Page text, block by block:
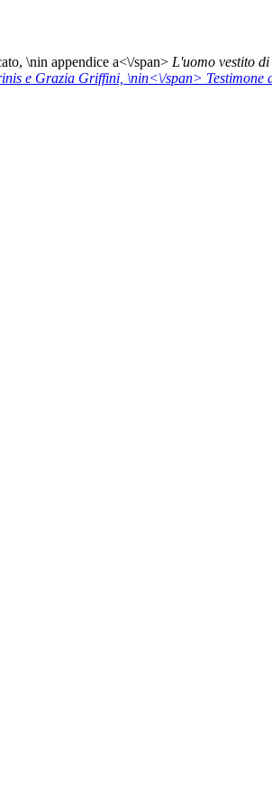
\nin appendice a<\/span> L'uomo vestito
e Grazia Griffini, \nin<\/span> Testimone